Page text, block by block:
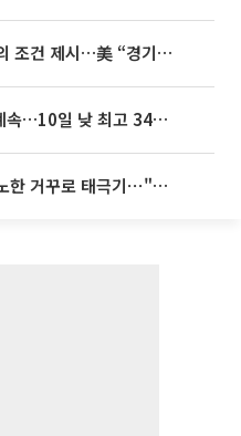
이란, 미국에 호르무즈 합의 조건 제시…美 “경기 아직 안 끝나” [종합]
[내일 날씨] 전국 무더위 계속…10일 낮 최고 34도 육박
서경덕 교수, 김희철도 분노한 거꾸로 태극기⋯"엉터리는 아냐, 아쉬울 뿐"